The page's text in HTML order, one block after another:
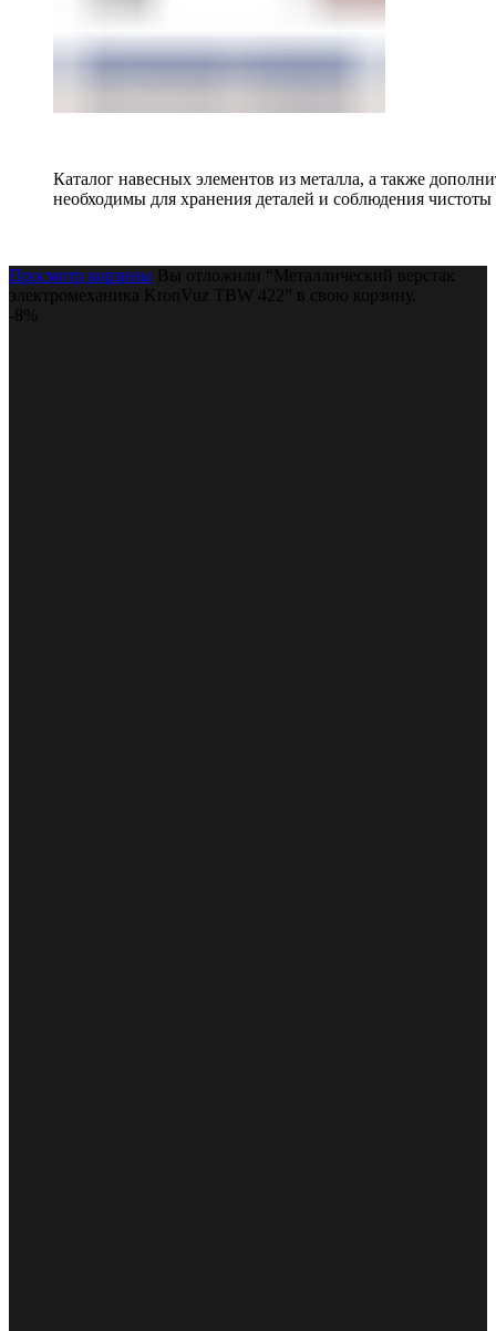
Каталог навесных элементов из металла, а также
необходимы для хранения деталей и соблюдения чистоты
Просмотр корзины Вы отложили “Металлический верстак
электромеханика KronVuz TBW 422” в свою корзину.
-8%